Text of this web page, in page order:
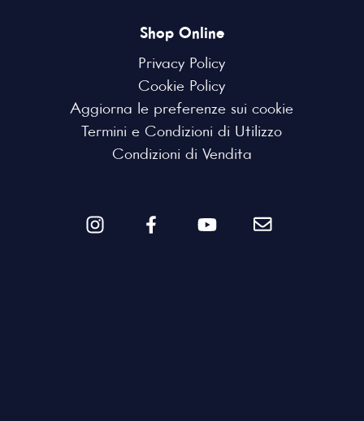
Shop Online
Privacy Policy
Cookie Policy
Aggiorna le preferenze sui cookie
Termini e Condizioni di Utilizzo
Condizioni di Vendita